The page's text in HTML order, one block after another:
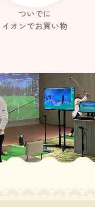
ついでに
イオンでお買い物